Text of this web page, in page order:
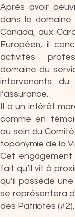
​Après avoir
dans le
Canada, aux
Européen, il
activités
domaine du
intervenants
l’assurance.
​Il a un intérêt
comme en
au sein du
toponymie de la
​Cet engagement
fait qu’il vit à
qu’il possède
se représentera
des Patriotes (#2).